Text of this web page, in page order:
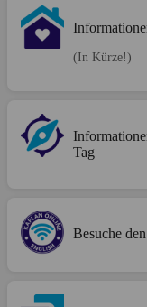
(In Kürze!)
Tag
Besuche